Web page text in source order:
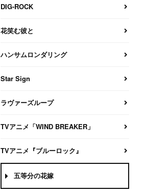
DIG-ROCK
花笑む彼と
ハンサムロンダリング
Star Sign
ラヴァーズループ
TVアニメ「WIND BREAKER」
TVアニメ『ブルーロック』
五等分の花嫁